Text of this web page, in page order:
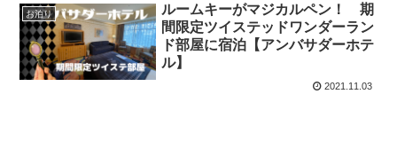
お泊り
ルームキーがマジカルペン！ 期
間限定ツイステッドワンダーラン
ド部屋に宿泊【アンバサダーホテ
ル】
2021.11.03